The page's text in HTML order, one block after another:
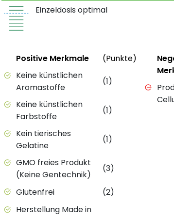
Einzeldosis optimal
Positive Merkmale des Produkts mit
StatusPositive Merkmale (Punkte)
Keine künstlichen
Aromastoffe
(1)
Keine künstlichen
Farbstoffe
(1)
Kein tierisches
Gelatine
(1)
GMO freies Produkt
(Keine Gentechnik)
(3)
Glutenfrei
(2)
Herstellung Made in
Status